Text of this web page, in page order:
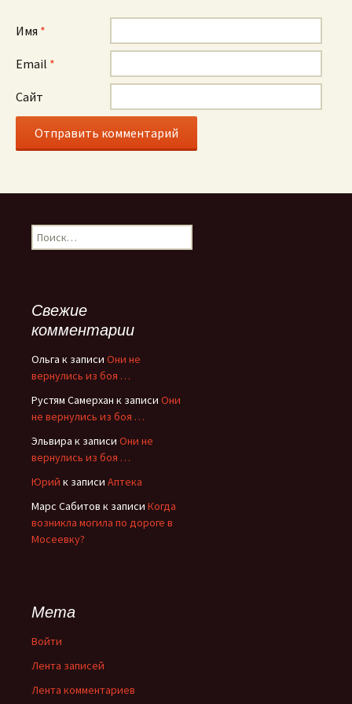
Имя *
Email *
Сайт
Найти:
Свежие
комментарии
Ольга к записи Они не
вернулись из боя …
Рустям Самерхан к записи Они
не вернулись из боя …
Эльвира к записи Они не
вернулись из боя …
Юрий к записи Аптека
Марс Сабитов к записи Когда
возникла могила по дороге в
Мосеевку?
Мета
Войти
Лента записей
Лента комментариев